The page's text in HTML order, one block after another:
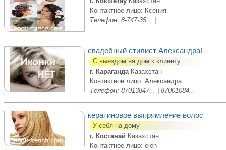
Контактное лицо: Ксения
Телефон: 8-747-35... | ...
свадебный стилист Александра!
С выездом на дом к клиенту
г. Караганда Казахстан
Контактное лицо: Александра
Телефон: 87013847... | 87001084...
кератиновое выпрямление волос
У себя на дому
г. Костанай Казахстан
Контактное лицо: elen